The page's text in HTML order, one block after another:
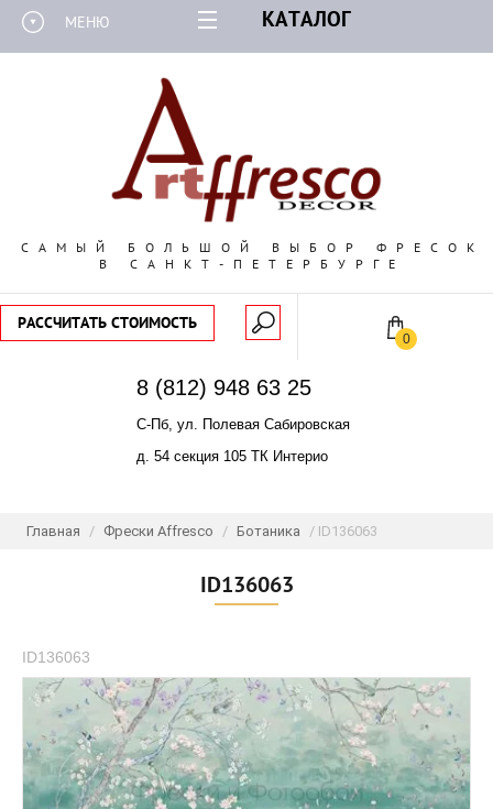
КАТАЛОГ
МЕНЮ
САМЫЙ БОЛЬШОЙ ВЫБОР ФРЕСОК
В САНКТ-ПЕТЕРБУРГЕ
РАССЧИТАТЬ СТОИМОСТЬ
0
8 (812) 948 63 25
С-Пб, ул. Полевая Сабировская
д. 54 секция 105 ТК Интерио
Главная / Фрески Affresco / Ботаника / ID136063
ID136063
ID136063